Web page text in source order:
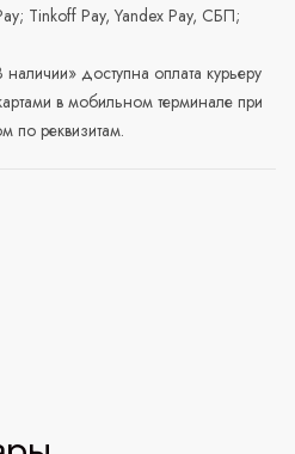
Tinkoff Pay, Yandex Pay, СБП;
доступна оплата курьеру
в мобильном терминале при
по реквизитам.